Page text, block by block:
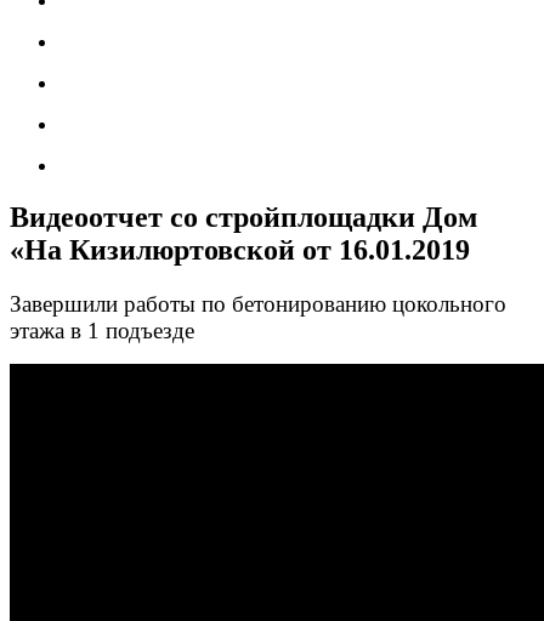
Видеоотчет со стройплощадки Дом
«На Кизилюртовской от 16.01.2019
Завершили работы по бетонированию цокольного
этажа в 1 подъезде